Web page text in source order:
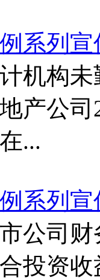
系列
机构
公司
...
系列
公司财
投资